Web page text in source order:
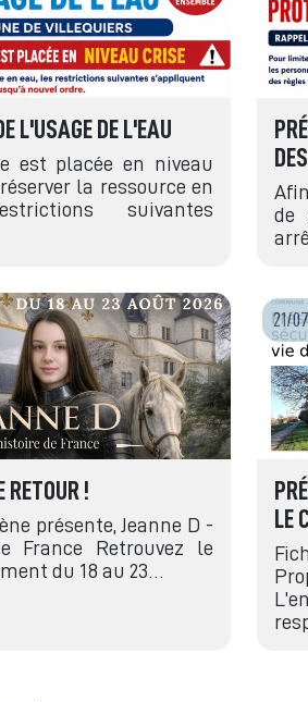
L'USAGE DE L'EAU
est placée en niveau
la ressource en
suivantes
de
RETOUR !
présente, Jeanne D -
France Retrouvez le
du 18 au 23…
21/
LE